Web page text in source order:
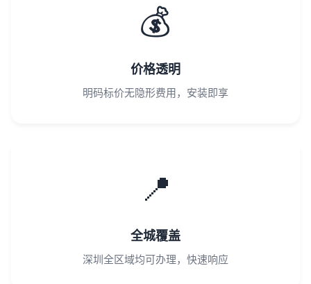
💰
价格透明
明码标价无隐形费用，安装即享
📍
全城覆盖
深圳全区域均可办理，快速响应